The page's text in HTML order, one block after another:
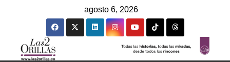
agosto 6, 2026